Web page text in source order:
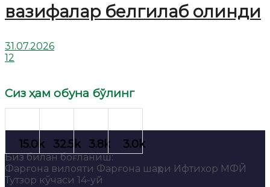
вазифалар белгилаб олинди
31.07.2026
12
Сиз ҳам обуна бўлинг
Биз билан боғланиш:
Фарғона вилояти Фарғона шаҳри Ифтихор МФЙ
Тутзор кўчаси 14-уй